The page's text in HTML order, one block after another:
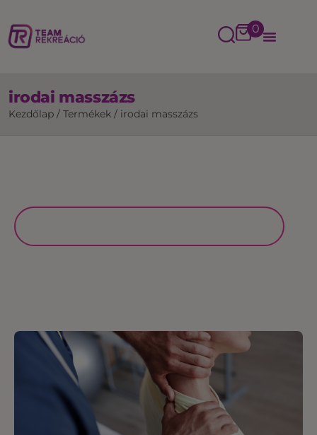
0
irodai masszázs
Kezdőlap / Termékek / irodai masszázs